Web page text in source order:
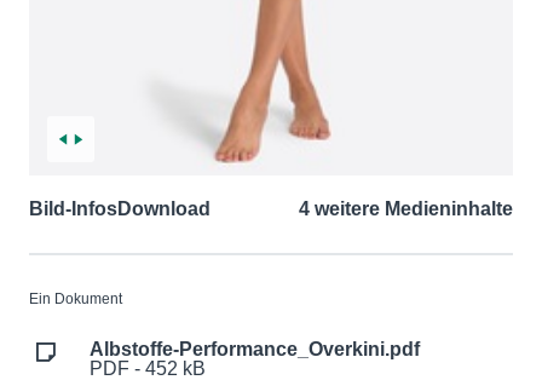
Bild-InfosDownload 4 weitere Medieninhalte
Ein Dokument
Albstoffe-Performance_Overkini.pdf
PDF - 452 kB